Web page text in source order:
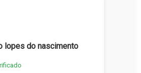
lopes do nascimento